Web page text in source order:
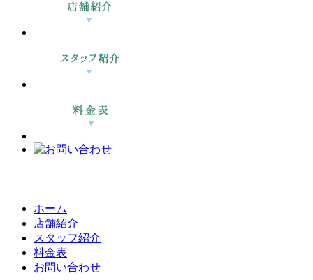
ホーム
店舗紹介
スタッフ紹介
料金表
お問い合わせ